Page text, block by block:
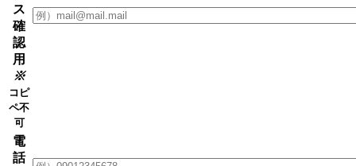
ス
確
認
用
※
コピ
ペ不
可
電
話